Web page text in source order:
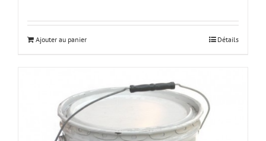
Ajouter au panier Détails